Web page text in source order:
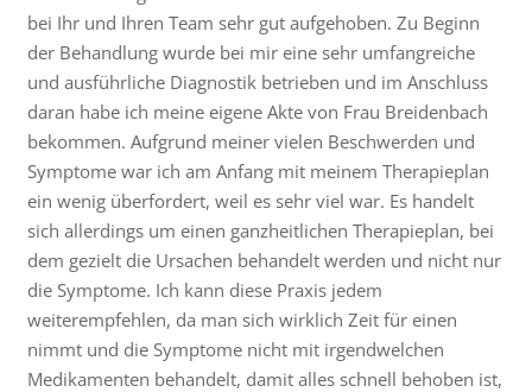
bei Ihr und Ihren Team sehr gut aufgehoben. Zu Beginn
der Behandlung wurde bei mir eine sehr umfangreiche
und ausführliche Diagnostik betrieben und im Anschluss
daran habe ich meine eigene Akte von Frau Breidenbach
bekommen. Aufgrund meiner vielen Beschwerden und
Symptome war ich am Anfang mit meinem Therapieplan
ein wenig überfordert, weil es sehr viel war. Es handelt
sich allerdings um einen ganzheitlichen Therapieplan, bei
dem gezielt die Ursachen behandelt werden und nicht nur
die Symptome. Ich kann diese Praxis jedem
weiterempfehlen, da man sich wirklich Zeit für einen
nimmt und die Symptome nicht mit irgendwelchen
Medikamenten behandelt, damit alles schnell behoben ist,